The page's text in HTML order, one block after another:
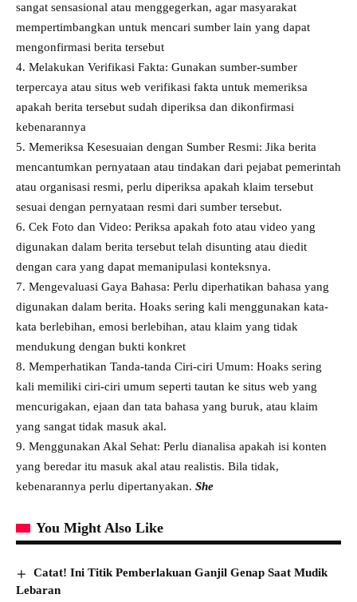
sangat sensasional atau menggegerkan, agar masyarakat
mempertimbangkan untuk mencari sumber lain yang dapat
mengonfirmasi berita tersebut
4. Melakukan Verifikasi Fakta: Gunakan sumber-sumber
terpercaya atau situs web verifikasi fakta untuk memeriksa
apakah berita tersebut sudah diperiksa dan dikonfirmasi
kebenarannya
5. Memeriksa Kesesuaian dengan Sumber Resmi: Jika berita
mencantumkan pernyataan atau tindakan dari pejabat pemerintah
atau organisasi resmi, perlu diperiksa apakah klaim tersebut
sesuai dengan pernyataan resmi dari sumber tersebut.
6. Cek Foto dan Video: Periksa apakah foto atau video yang
digunakan dalam berita tersebut telah disunting atau diedit
dengan cara yang dapat memanipulasi konteksnya.
7. Mengevaluasi Gaya Bahasa: Perlu diperhatikan bahasa yang
digunakan dalam berita. Hoaks sering kali menggunakan kata-
kata berlebihan, emosi berlebihan, atau klaim yang tidak
mendukung dengan bukti konkret
8. Memperhatikan Tanda-tanda Ciri-ciri Umum: Hoaks sering
kali memiliki ciri-ciri umum seperti tautan ke situs web yang
mencurigakan, ejaan dan tata bahasa yang buruk, atau klaim
yang sangat tidak masuk akal.
9. Menggunakan Akal Sehat: Perlu dianalisa apakah isi konten
yang beredar itu masuk akal atau realistis. Bila tidak,
kebenarannya perlu dipertanyakan. She
You Might Also Like
Catat! Ini Titik Pemberlakuan Ganjil Genap Saat Mudik
Lebaran